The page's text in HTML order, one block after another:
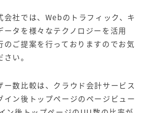
会社では、Webのトラフィック、キ
ータを様々なテクノロジーを活用
のご提案を行っておりますのでお気
い。
数比較は、クラウド会計サービス
イン後トップページのページビュー